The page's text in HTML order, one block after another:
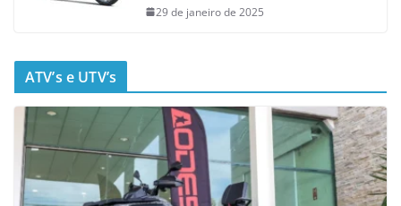
29 de janeiro de 2025
ATV’s e UTV’s